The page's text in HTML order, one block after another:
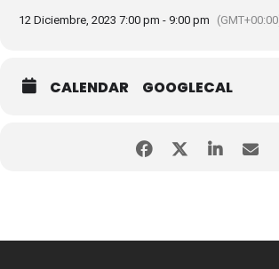
12 Diciembre, 2023 7:00 pm - 9:00 pm
CALENDAR GOOGLECAL